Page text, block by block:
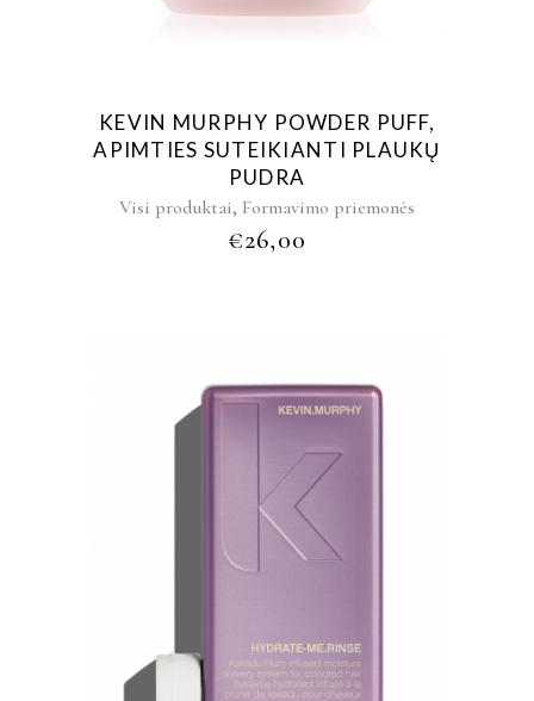
KEVIN MURPHY POWDER PUFF,
APIMTIES SUTEIKIANTI PLAUKŲ
PUDRA
Visi produktai, Formavimo priemonės
€26,00